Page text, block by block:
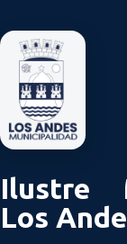
Ilustre
Los